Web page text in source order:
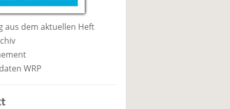
aus dem aktuellen Heft
WRP